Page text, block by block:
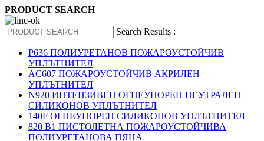
PRODUCT SEARCH
Search Results :
P636 ПОЛИУРЕТАНОВ ПОЖАРОУСТОЙЧИВ
УПЛЪТНИТЕЛ
AC607 ПОЖАРОУСТОЙЧИВ АКРИЛЕН
УПЛЪТНИТЕЛ
N920 ИНТЕНЗИВЕН ОГНЕУПОРЕН НЕУТРАЛЕН
СИЛИКОНОВ УПЛЪТНИТЕЛ
140F ОГНЕУПОРЕН СИЛИКОНОВ УПЛЪТНИТЕЛ
820 B1 ПИСТОЛЕТНА ПОЖАРОУСТОЙЧИВА
ПОЛИУРЕТАНОВА ПЯНА